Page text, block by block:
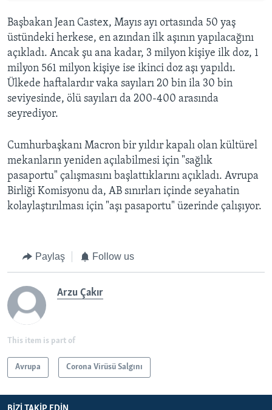
Başbakan Jean Castex, Mayıs ayı ortasında 50 yaş
üstündeki herkese, en azından ilk aşının yapılacağını
açıkladı. Ancak şu ana kadar, 3 milyon kişiye ilk doz, 1
milyon 561 milyon kişiye ise ikinci doz aşı yapıldı.
Ülkede haftalardır vaka sayıları 20 bin ila 30 bin
seviyesinde, ölü sayıları da 200-400 arasında
seyrediyor.
Cumhurbaşkanı Macron bir yıldır kapalı olan kültürel
mekanların yeniden açılabilmesi için "sağlık
pasaportu" çalışmasını başlattıklarını açıkladı. Avrupa
Birliği Komisyonu da, AB sınırları içinde seyahatin
kolaylaştırılması için "aşı pasaportu" üzerinde çalışıyor.
Paylaş Follow us
Arzu Çakır
This item is part of
Avrupa Corona Virüsü Salgını